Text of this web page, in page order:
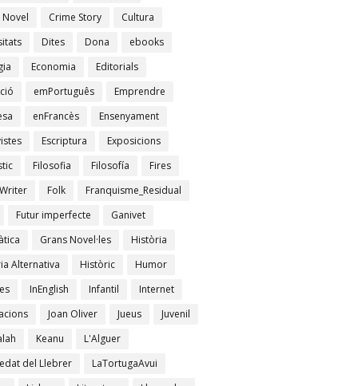
Novel
Crime Story
Cultura
Dites Dona
ebooks
Economia
Editorials
emPortuguês
Emprendre
enFrancès
Ensenyament
Escriptura
Exposicions
Filosofia Filosofía
Fires
Folk
Franquisme_Residual
Futur imperfecte
Ganivet
Grans Novel·les
Història
Alternativa
Històric
Humor
InEnglish Infantil
Internet
Joan Oliver Jueus
Juvenil
Keanu
L'Alguer
del Llebrer
LaTortugaAvui